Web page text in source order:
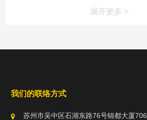
展开更多
我们的联络方式
苏州市吴中区石湖东路76号锦都大厦706